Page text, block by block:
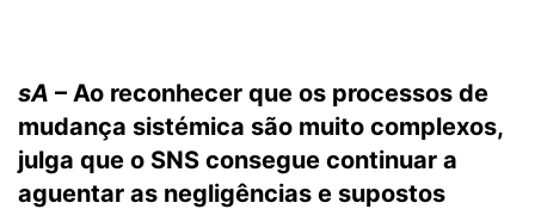
sA – Ao reconhecer que os processos de
mudança sistémica são muito complexos,
julga que o SNS consegue continuar a
aguentar as negligências e supostos